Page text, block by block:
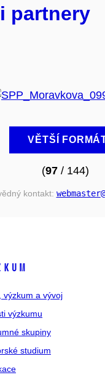
partnery
VĚTŠÍ
(97/ 144)
kontakt: webmaster
výzkum a vývoj
výzkumu
skupiny
studium